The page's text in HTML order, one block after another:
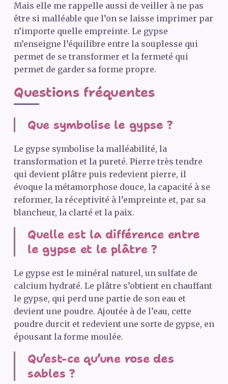
Mais elle me rappelle aussi de veiller à ne pas
être si malléable que l’on se laisse imprimer par
n’importe quelle empreinte. Le gypse
m’enseigne l’équilibre entre la souplesse qui
permet de se transformer et la fermeté qui
permet de garder sa forme propre.
Questions fréquentes
Que symbolise le gypse ?
Le gypse symbolise la malléabilité, la
transformation et la pureté. Pierre très tendre
qui devient plâtre puis redevient pierre, il
évoque la métamorphose douce, la capacité à se
reformer, la réceptivité à l’empreinte et, par sa
blancheur, la clarté et la paix.
Quelle est la différence entre
le gypse et le plâtre ?
Le gypse est le minéral naturel, un sulfate de
calcium hydraté. Le plâtre s’obtient en chauffant
le gypse, qui perd une partie de son eau et
devient une poudre. Ajoutée à de l’eau, cette
poudre durcit et redevient une sorte de gypse, en
épousant la forme moulée.
Qu’est-ce qu’une rose des
sables ?